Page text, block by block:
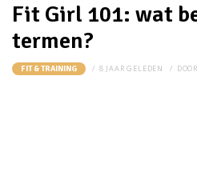
Fit Girl 101: wat
termen?
FIT & TRAINING 8 JAAR GELEDEN DOOR